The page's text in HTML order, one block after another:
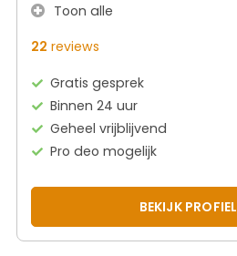
Toon alle
22 reviews
Gratis gesprek
Binnen 24 uur
Geheel vrijblijvend
Pro deo mogelijk
BEKIJK PROFIEL